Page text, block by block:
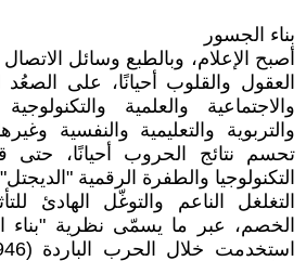
بناء الجسور
أصبح الإعلام، وبالطبع وسائل
العقول والقلوب أحيانًا، على الصعُد
والاجتماعية والعلمية
والتربوية والتعليمية والنفسية
تحسم نتائج الحروب أحيانًا، حتى
التكنولوجيا والطفرة الرقمية
التغلغل الناعم والتوغّل الهادئ
الخصم، عبر ما يسمّى نظرية "بناء